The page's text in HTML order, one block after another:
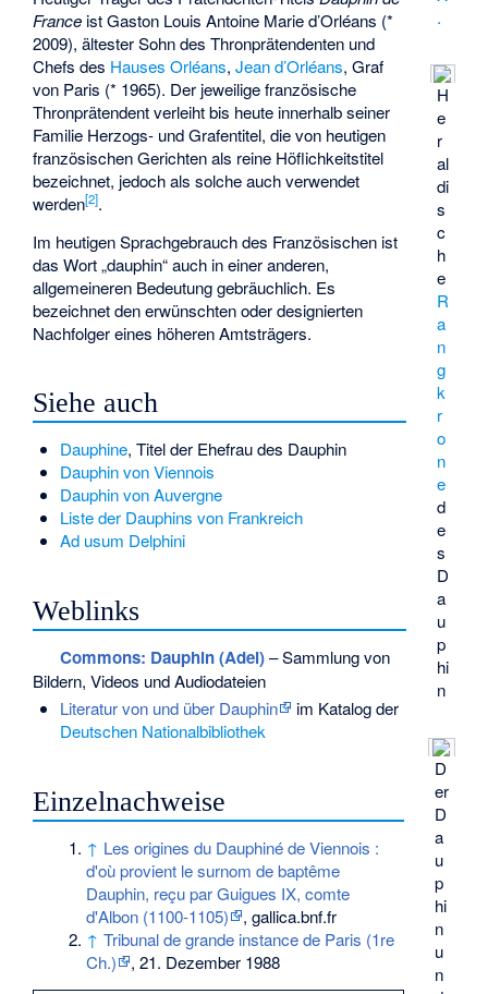
.
H
e
r
al
di
s
c
h
e
R
a
n
g
k
r
o
n
e
d
e
s
D
a
u
p
hi
n
D
er
D
a
u
p
hi
n
u
n
France ist Gaston Louis Antoine Marie d’Orléans (*
2009), ältester Sohn des Thronprätendenten und
Chefs des Hauses Orléans,Jean d’Orléans, Graf
von Paris (* 1965). Der jeweilige französische
Thronprätendent verleiht bis heute innerhalb seiner
Familie Herzogs- und Grafentitel, die von heutigen
französischen Gerichten als reine Höflichkeitstitel
bezeichnet, jedoch als solche auch verwendet
werden[2].
Im heutigen Sprachgebrauch des Französischen ist
das Wort „dauphin“ auch in einer anderen,
allgemeineren Bedeutung gebräuchlich. Es
bezeichnet den erwünschten oder designierten
Nachfolger eines höheren Amtsträgers.
Siehe auch
Dauphine, Titel der Ehefrau des Dauphin
Dauphin von Viennois
Dauphin von Auvergne
Liste der Dauphins von Frankreich
Ad usum Delphini
Weblinks
Commons: Dauphin (Adel)– Sammlung von
Bildern, Videos und Audiodateien
Literatur von und über Dauphin
im Katalog der
Deutschen Nationalbibliothek
Einzelnachweise
↑ Les origines du Dauphiné de Viennois :
d'où provient le surnom de baptême
Dauphin, reçu par Guigues IX, comte
d'Albon (1100-1105)
, gallica.bnf.fr
↑ Tribunal de grande instance de Paris (1re
Ch.)
, 21. Dezember 1988